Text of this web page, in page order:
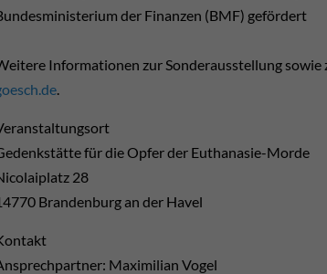
der Finanzen (BMF) gefördert
Informationen zur Sonderausstellung
für die Opfer der Euthanasie-Morde
28
Brandenburg an der Havel
Maximilian Vogel